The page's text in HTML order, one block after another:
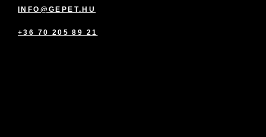
INFO@GEPET.HU
+36 70 205 89 21